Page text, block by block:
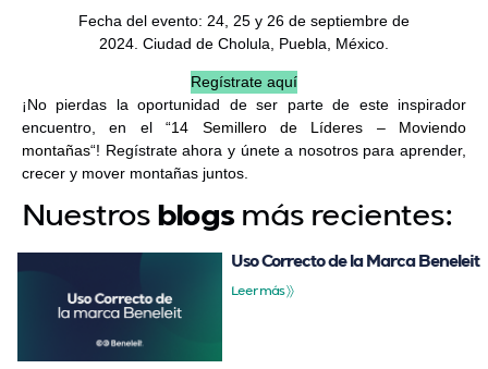
Fecha del evento: 24, 25 y 26 de septiembre de
2024. Ciudad de Cholula, Puebla, México.
Regístrate aquí
¡No pierdas la oportunidad de ser parte de este inspirador
encuentro, en el “14 Semillero de Líderes – Moviendo
montañas“! Regístrate ahora y únete a nosotros para aprender,
crecer y mover montañas juntos.
Nuestros blogs más recientes:
Uso Correcto de la Marca Beneleit
Leer más 〉〉